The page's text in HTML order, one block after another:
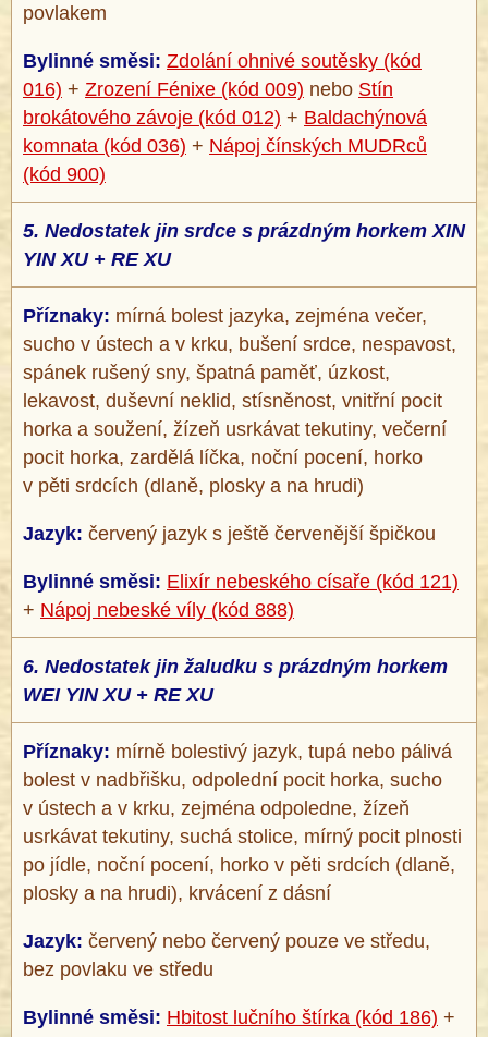
povlakem
Bylinné směsi: Zdolání ohnivé soutěsky (kód
016) + Zrození Fénixe (kód 009) nebo Stín
brokátového závoje (kód 012) + Baldachýnová
komnata (kód 036) + Nápoj čínských MUDRců
(kód 900)
5. Nedostatek jin srdce s prázdným horkem XIN
YIN XU + RE XU
Příznaky: mírná bolest jazyka, zejména večer,
sucho v ústech a v krku, bušení srdce, nespavost,
spánek rušený sny, špatná paměť, úzkost,
lekavost, duševní neklid, stísněnost, vnitřní pocit
horka a soužení, žízeň usrkávat tekutiny, večerní
pocit horka, zardělá líčka, noční pocení, horko
v pěti srdcích (dlaně, plosky a na hrudi)
Jazyk: červený jazyk s ještě červenější špičkou
Bylinné směsi: Elixír nebeského císaře (kód 121)
+ Nápoj nebeské víly (kód 888)
6. Nedostatek jin žaludku s prázdným horkem
WEI YIN XU + RE XU
Příznaky: mírně bolestivý jazyk, tupá nebo pálivá
bolest v nadbřišku, odpolední pocit horka, sucho
v ústech a v krku, zejména odpoledne, žízeň
usrkávat tekutiny, suchá stolice, mírný pocit plnosti
po jídle, noční pocení, horko v pěti srdcích (dlaně,
plosky a na hrudi), krvácení z dásní
Jazyk: červený nebo červený pouze ve středu,
bez povlaku ve středu
Bylinné směsi: Hbitost lučního štírka (kód 186) +